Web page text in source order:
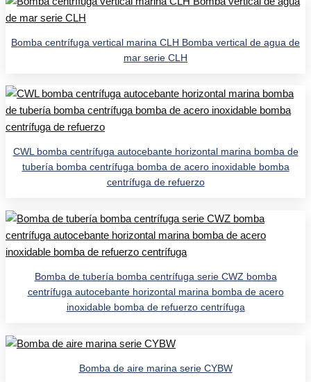
Bomba centrífuga vertical marina CLH Bomba vertical de agua de
mar serie CLH
CWL bomba centrífuga autocebante horizontal marina bomba de
tubería bomba centrífuga bomba de acero inoxidable bomba
centrífuga de refuerzo
Bomba de tubería bomba centrífuga serie CWZ bomba
centrífuga autocebante horizontal marina bomba de acero
inoxidable bomba de refuerzo centrífuga
Bomba de aire marina serie CYBW